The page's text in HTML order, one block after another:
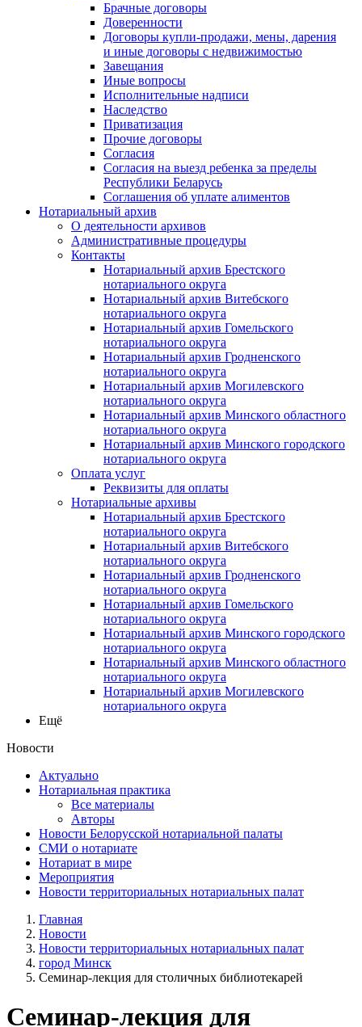
Брачные договоры
Доверенности
Договоры купли-продажи, мены, дарения
и иные договоры с недвижимостью
Завещания
Иные вопросы
Исполнительные надписи
Наследство
Приватизация
Прочие договоры
Согласия
Согласия на выезд ребенка за пределы
Республики Беларусь
Соглашения об уплате алиментов
Нотариальный архив
О деятельности архивов
Административные процедуры
Контакты
Нотариальный архив Брестского
нотариального округа
Нотариальный архив Витебского
нотариального округа
Нотариальный архив Гомельского
нотариального округа
Нотариальный архив Гродненского
нотариального округа
Нотариальный архив Могилевского
нотариального округа
Нотариальный архив Минского областного
нотариального округа
Нотариальный архив Минского городского
нотариального округа
Оплата услуг
Реквизиты для оплаты
Нотариальные архивы
Нотариальный архив Брестского
нотариального округа
Нотариальный архив Витебского
нотариального округа
Нотариальный архив Гродненского
нотариального округа
Нотариальный архив Гомельского
нотариального округа
Нотариальный архив Минского городского
нотариального округа
Нотариальный архив Минского областного
нотариального округа
Нотариальный архив Могилевского
нотариального округа
Ещё
Новости
Актуально
Нотариальная практика
Все материалы
Авторы
Новости Белорусской нотариальной палаты
СМИ о нотариате
Нотариат в мире
Мероприятия
Новости территориальных нотариальных палат
Главная
Новости
Новости территориальных нотариальных палат
город Минск
Семинар-лекция для столичных библиотекарей
Семинар-лекция для